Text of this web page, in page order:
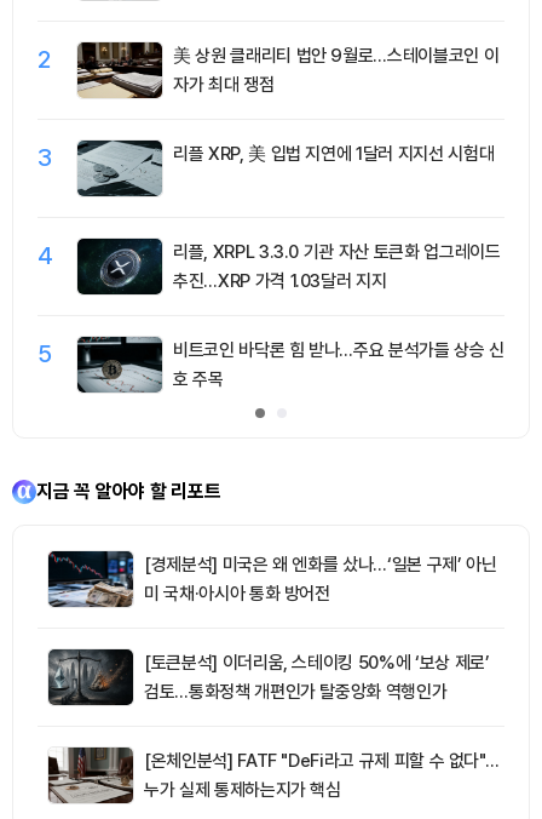
2
美 상원 클래리티 법안 9월로…스테이블코인 이
자가 최대 쟁점
3 리플 XRP, 美 입법 지연에 1달러 지지선 시험대
4
리플, XRPL 3.3.0 기관 자산 토큰화 업그레이드
추진…XRP 가격 1.03달러 지지
5
비트코인 바닥론 힘 받나…주요 분석가들 상승 신
호 주목
지금 꼭 알아야 할 리포트
[경제분석] 미국은 왜 엔화를 샀나…‘일본 구제’ 아닌
미 국채·아시아 통화 방어전
[토큰분석] 이더리움, 스테이킹 50%에 ‘보상 제로’
검토…통화정책 개편인가 탈중앙화 역행인가
[온체인분석] FATF "DeFi라고 규제 피할 수 없다"…
누가 실제 통제하는지가 핵심